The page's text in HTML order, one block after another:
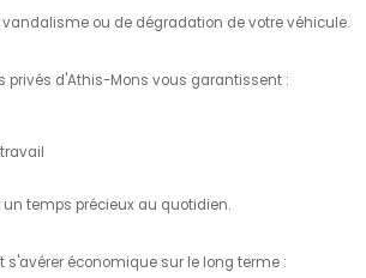
ou de dégradation de votre véhicule.
privés d'Athis-Mons vous garantissent :
temps précieux au quotidien.
économique sur le long terme :